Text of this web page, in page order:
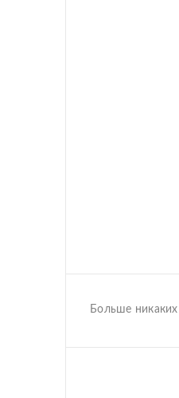
Больше